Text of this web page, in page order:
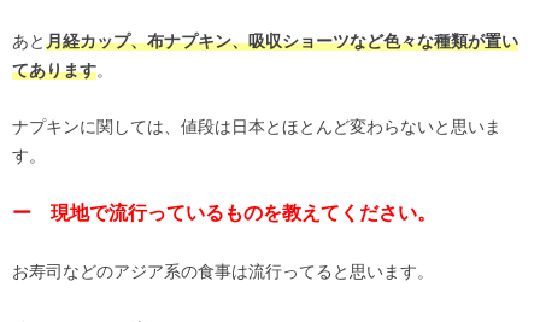
あと 月経カップ、布ナプキン、吸収ショーツなど色々な種類が置い
てあります。
ナプキンに関しては、値段は日本とほとんど変わらないと思いま
す。
ー 現地で流行っているものを教えてください。
お寿司などのアジア系の食事は流行ってると思います。